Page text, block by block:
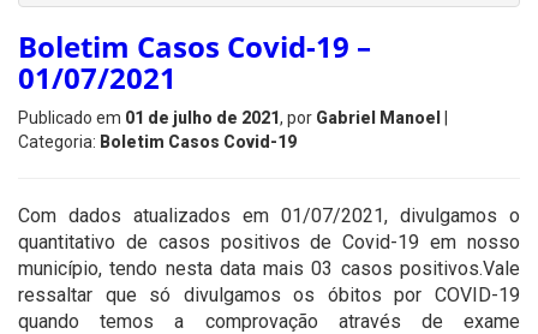
Boletim Casos Covid-19 –
01/07/2021
Publicado em 01 de julho de 2021, por Gabriel Manoel
Categoria: Boletim Casos Covid-19
Com dados atualizados em 01/07/2021, divulgamos o
quantitativo de casos positivos de Covid-19 em nosso
município, tendo nesta data mais 03 casos positivos.Vale
ressaltar que só divulgamos os óbitos por COVID-19
quando temos a comprovação através de exame